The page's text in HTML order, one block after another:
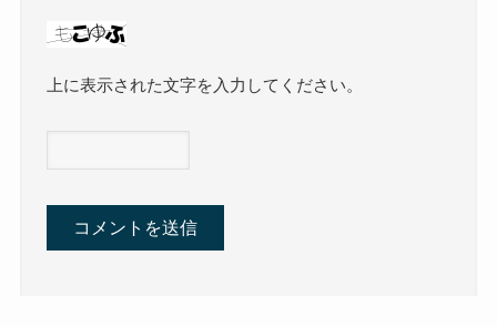
上に表示された文字を入力してください。